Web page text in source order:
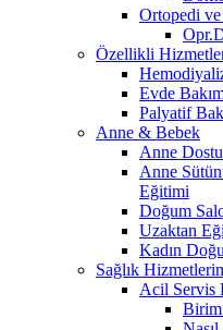
Ortopedi
Özellikli
Evde
Palyatif
Anne & Bebek
Anne
Anne
Eğitimi
Doğum
Uzaktan
Kadın
Sağlık
Acil Servis
Birim